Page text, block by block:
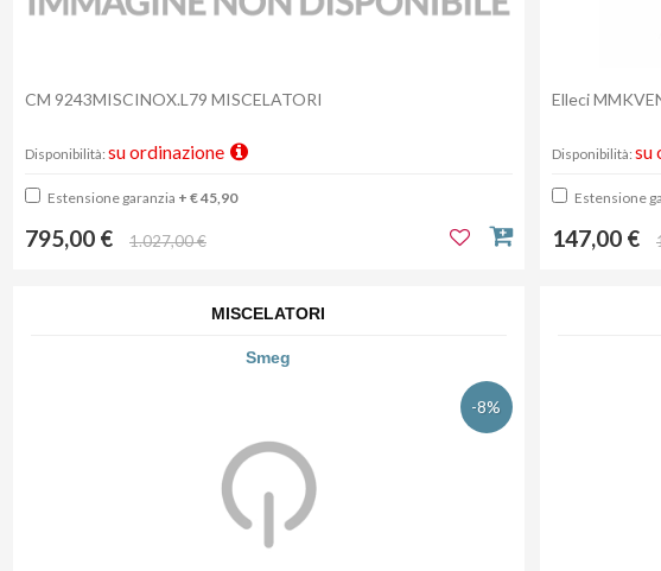
CM 9243MISCINOX.L79 MISCELATORI
Disponibilità: su ordinazione
Estensione garanzia + € 45,90
795,00 € 1.027,00 €
Elleci
Disponibilità: su
Estensione
147,00 €
MISCELATORI
Smeg
-8%